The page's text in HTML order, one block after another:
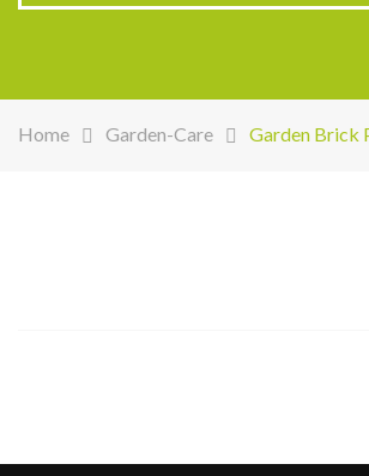
Home Garden-Care Garden Brick